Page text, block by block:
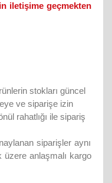
iletişime geçmekten
stokları güncel
ve siparişe izin
rahatlığı ile sipariş
siparişler aynı
üzere anlaşmalı kargo